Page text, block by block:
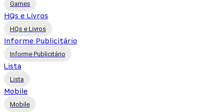
Games
HQs e Livros
HQs e Livros
Informe Publicitário
Informe Publicitário
Lista
Lista
Mobile
Mobile